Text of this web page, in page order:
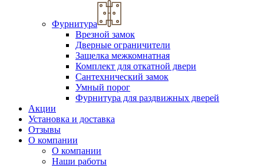
Фурнитура
Врезной замок
Дверные ограничители
Защелка межкомнатная
Комплект для откатной двери
Сантехнический замок
Умный порог
Фурнитура для раздвижных дверей
Акции
Установка и доставка
Отзывы
О компании
О компании
Наши работы